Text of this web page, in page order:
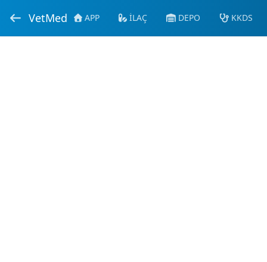
VetMed APP İLAÇ DEPO KKDS